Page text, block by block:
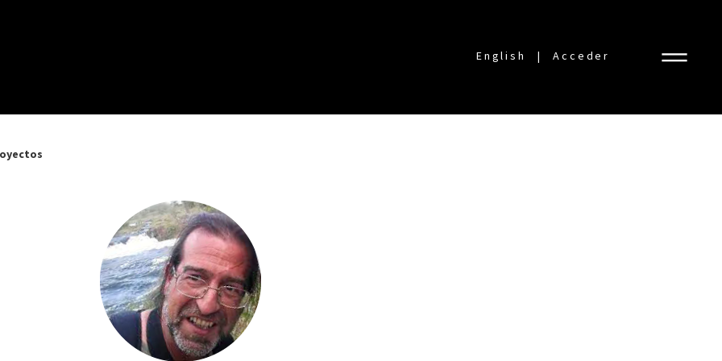
English Acceder